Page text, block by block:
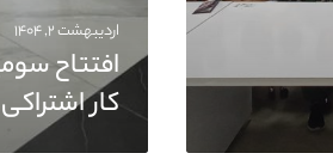
اردیبهشت ۲, ۱۴۰۴
افتتاح
کار